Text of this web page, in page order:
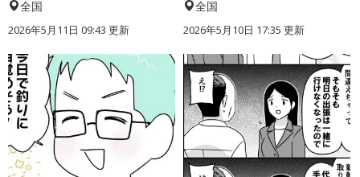
全国
2026年5月11日 09:43 更新
全国
2026年5月10日 17:35 更新